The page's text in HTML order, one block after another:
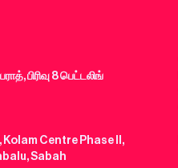
பிரிவு 8 பெட்டலிங்
Kolam Centre Phase II,
Sabah